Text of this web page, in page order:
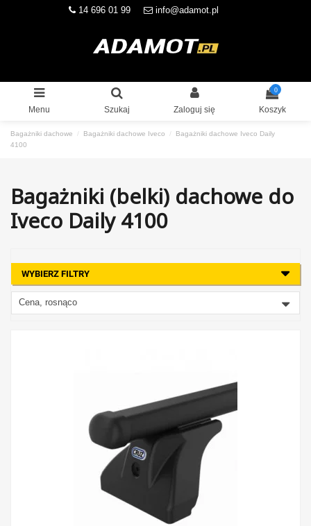
14 696 01 99 info@adamot.pl
Menu Szukaj Zaloguj się
0
Koszyk
Bagażniki dachowe Bagażniki dachowe Iveco
Bagażniki dachowe Iveco Daily
4100
Bagażniki (belki) dachowe do
Iveco Daily 4100
WYBIERZ FILTRY
Cena, rosnąco